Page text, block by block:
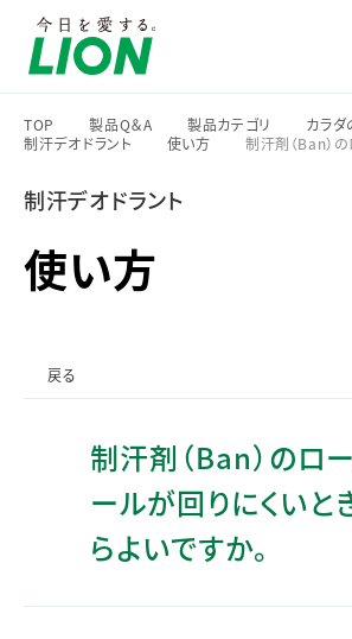
TOP
>
製品Q＆A
>
製品カテゴリ
>
カラダ
制汗デオドラント
使い方
制汗剤（Ban）
制汗デオドラント
使い方
戻る
制汗剤（Ban）のロ
ールが回りにくいと
らよいですか。